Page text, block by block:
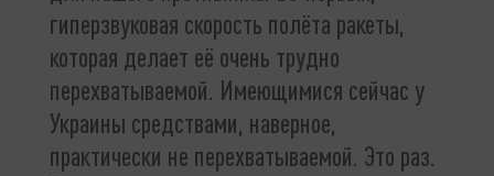
гиперзвуковая скорость полёта ракеты,
которая делает её очень трудно
перехватываемой. Имеющимися сейчас у
Украины средствами, наверное,
практически не перехватываемой. Это раз.